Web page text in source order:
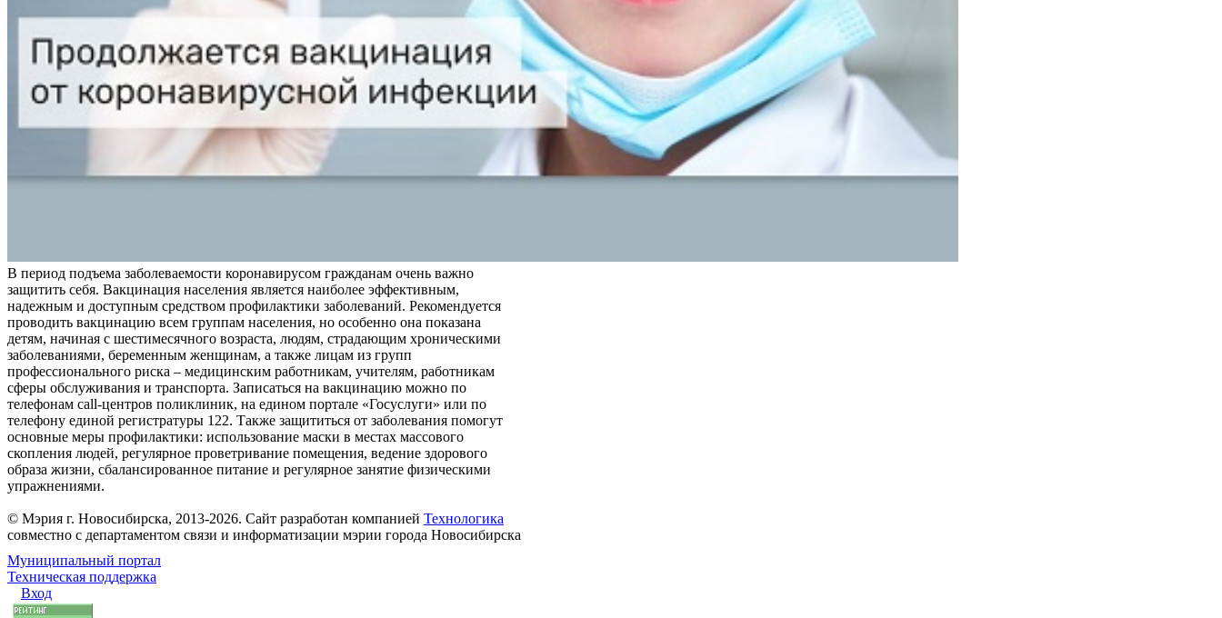
В период подъема заболеваемости коронавирусом гражданам очень важно
защитить себя. Вакцинация населения является наиболее эффективным,
надежным и доступным средством профилактики заболеваний. Рекомендуется
проводить вакцинацию всем группам населения, но особенно она показана
детям, начиная с шестимесячного возраста, людям, страдающим хроническими
заболеваниями, беременным женщинам, а также лицам из групп
профессионального риска – медицинским работникам, учителям, работникам
сферы обслуживания и транспорта. Записаться на вакцинацию можно по
телефонам call-центров поликлиник, на едином портале «Госуслуги» или по
телефону единой регистратуры 122. Также защититься от заболевания помогут
основные меры профилактики: использование маски в местах массового
скопления людей, регулярное проветривание помещения, ведение здорового
образа жизни, сбалансированное питание и регулярное занятие физическими
упражнениями.
© Мэрия г. Новосибирска, 2013-2026. Сайт разработан компанией Технологика
совместно с департаментом связи и информатизации мэрии города Новосибирска
Муниципальный портал
Техническая поддержка
Вход